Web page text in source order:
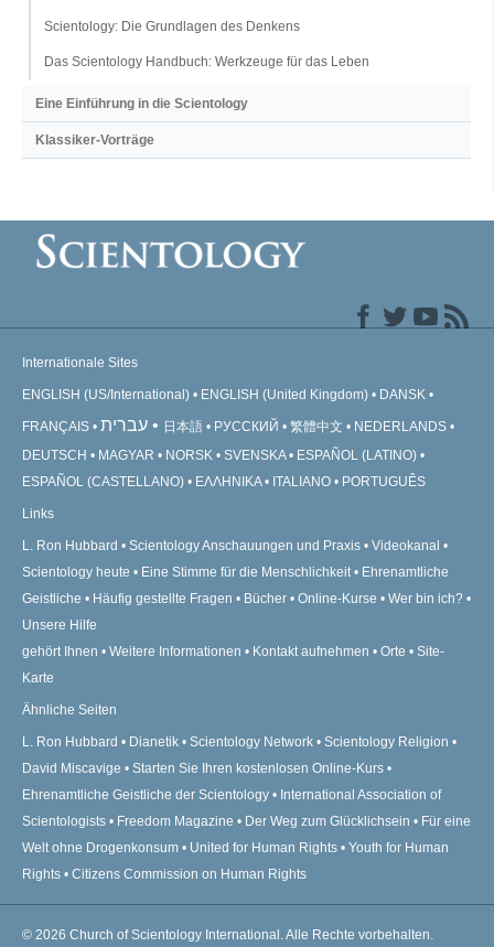
Scientology: Die Grundlagen des Denkens
Das Scientology Handbuch: Werkzeuge für das Leben
Eine Einführung in die Scientology
Klassiker-Vorträge
Internationale Sites
ENGLISH (US/International) ENGLISH (United Kingdom) DANSK
FRANÇAIS עברית 日本語 РУССКИЙ 繁體中文
NEDERLANDS
DEUTSCH
MAGYAR NORSK SVENSKA
ESPAÑOL (LATINO)
ESPAÑOL (CASTELLANO)
ΕΛΛΗΝΙΚA ITALIANO PORTUGUÊS
Links
L. Ron Hubbard Scientology Anschauungen und Praxis
Videokanal
Scientology heute
Eine Stimme für die Menschlichkeit
Ehrenamtliche
Geistliche
Häufig gestellte Fragen Bücher Online-Kurse
Wer bin ich?
Unsere Hilfe
gehört Ihnen
Weitere Informationen Kontakt aufnehmen Orte
Site-
Karte
Ähnliche Seiten
L. Ron Hubbard Dianetik Scientology Network
Scientology Religion
David Miscavige
Starten Sie Ihren kostenlosen Online-Kurs
Ehrenamtliche Geistliche der Scientology
International Association of
Scientologists
Freedom Magazine Der Weg zum Glücklichsein
Für eine
Welt ohne Drogenkonsum
United for Human Rights
Youth for Human
Rights
Citizens Commission on Human Rights
© 2026 Church of Scientology International.Alle Rechte vorbehalten.